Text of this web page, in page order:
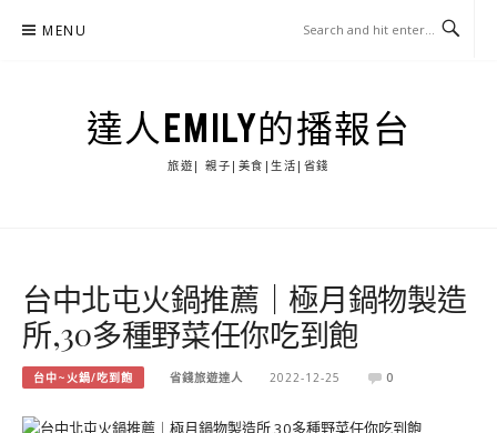
MENU
達人EMILY的播報台
旅遊| 親子|美食|生活|省錢
台中北屯火鍋推薦｜極月鍋物製造
所,30多種野菜任你吃到飽
台中~火鍋/吃到飽 省錢旅遊達人 2022-12-25 0